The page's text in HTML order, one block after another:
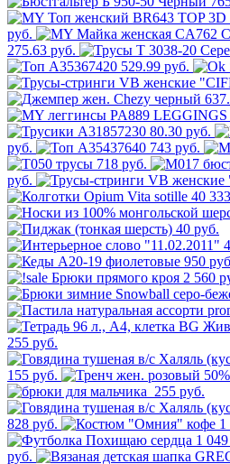
руб.
275.63 руб.
529.99 руб.
80.30 руб.
руб.
743 руб.
718 руб.
руб.
40 руб.
950
2 560
255 руб.
155 руб.
255 руб.
828 руб.
1
1
руб.